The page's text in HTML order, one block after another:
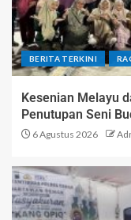
BERITA TERKINI
Kesenian Melayu
Penutupan Seni
6 Agustus 2026